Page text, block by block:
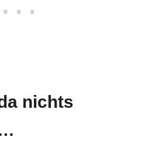
nichts